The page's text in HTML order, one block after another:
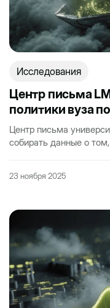
Исследования
Центр письма
политики вуза
Центр письма
собирать данные о
23 ноября 2025